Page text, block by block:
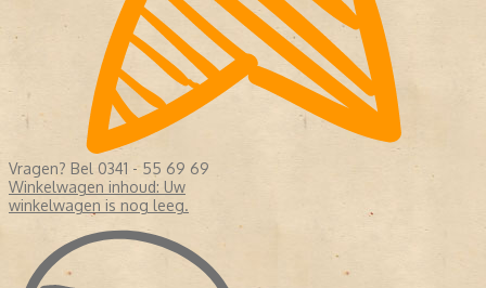
Vragen? Bel 0341 - 55 69 69
Winkelwagen inhoud: Uw
winkelwagen is nog leeg.